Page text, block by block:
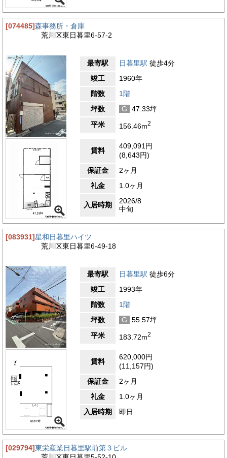
[074485]森事務所・倉庫
荒川区東日暮里6-57-2
最寄駅 日暮里駅 徒歩4分
竣工
1960年
階数
1階
坪数
G
47.33坪
平米
156.46m2
賃料
409,091円
(8,643円)
保証金
2ヶ月
礼金
1.0ヶ月
入居時期
2026/8
中旬
[083931]星和日暮里ハイツ
荒川区東日暮里6-49-18
最寄駅 日暮里駅 徒歩6分
竣工
1993年
階数
1階
坪数
G
55.57坪
平米
183.72m2
賃料
620,000円
(11,157円)
保証金
2ヶ月
礼金
1.0ヶ月
入居時期
即日
[029794]東栄産業日暮里駅前第３ビル